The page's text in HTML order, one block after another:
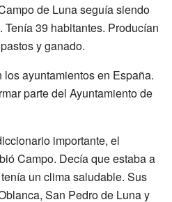
de Luna seguía siendo
39 habitantes. Producían
y ganado.
ayuntamientos en España.
parte del Ayuntamiento de
importante, el
Campo. Decía que estaba a
un clima saludable. Sus
San Pedro de Luna y